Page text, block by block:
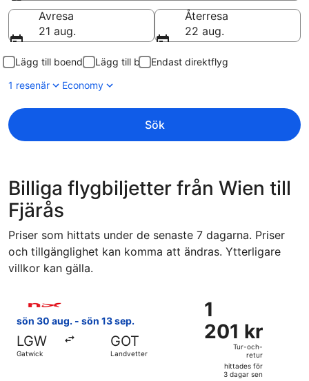
Till
Avresa
21 aug.
Återresa
22 aug.
Lägg till boende Lägg till bil
Endast direktflyg
1 resenär
Economy
Sök
Billiga flygbiljetter från Wien till
Fjärås
Priser som hittats under de senaste 7 dagarna. Priser
och tillgänglighet kan komma att ändras. Ytterligare
villkor kan gälla.
sön 30 aug. - sön 13 sep.
LGW
Gatwick
GOT
Landvetter
1
201 kr
Tur-
retur,
hittades
1
201 kr
Tur-och-
retur
hittades för
3 dagar sen